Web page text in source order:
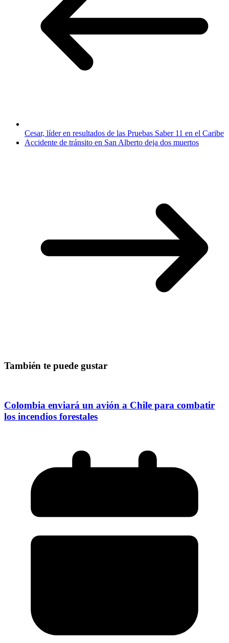
Cesar, líder en resultados de las Pruebas Saber 11 en el Caribe
Accidente de tránsito en San Alberto deja dos muertos
También te puede gustar
Colombia enviará un avión a Chile para combatir
los incendios forestales